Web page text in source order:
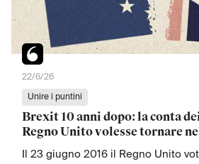
22/6/26
Unire i puntini
Brexit 10 anni dopo: la conta
Regno Unito volesse tornare
Il 23 giugno 2016 il Regno Unito